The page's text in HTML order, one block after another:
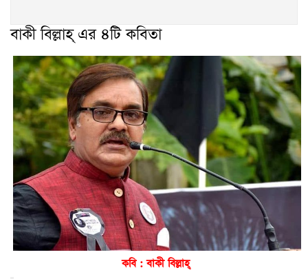
বাকী বিল্লাহ‌্ এর ৪টি কবিতা
কবি : বাকী বিল্লাহ্